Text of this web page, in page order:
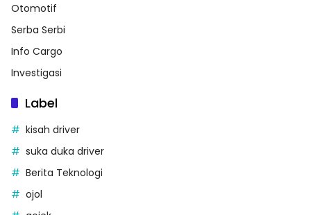
Otomotif
Serba Serbi
Info Cargo
Investigasi
Label
kisah driver
suka duka driver
Berita Teknologi
ojol